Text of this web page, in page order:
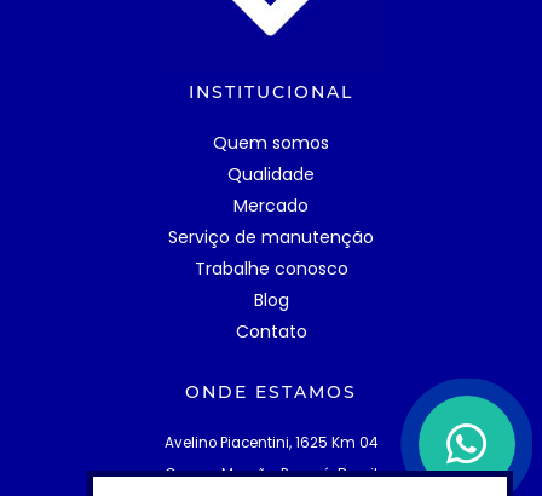
INSTITUCIONAL
Quem somos
Qualidade
Mercado
Serviço de manutenção
Trabalhe conosco
Blog
Contato
ONDE ESTAMOS
Avelino Piacentini, 1625 Km 04
Campo Mourão, Paraná, Brasil